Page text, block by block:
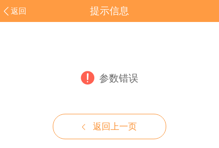
返回 提示信息
参数错误
返回上一页